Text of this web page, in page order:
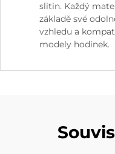
slitin. Každý
základě své
vzhledu a
modely hodinek.